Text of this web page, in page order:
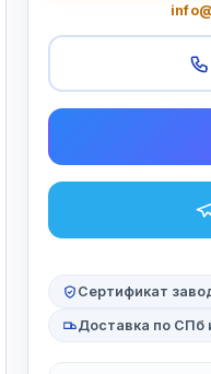
Сертификат
Доставка по СПб